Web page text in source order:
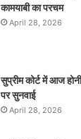
कामयाबी का परचम
April 28, 2026
सुप्रीम कोर्ट में आज
पर सुनवाई
April 28, 2026